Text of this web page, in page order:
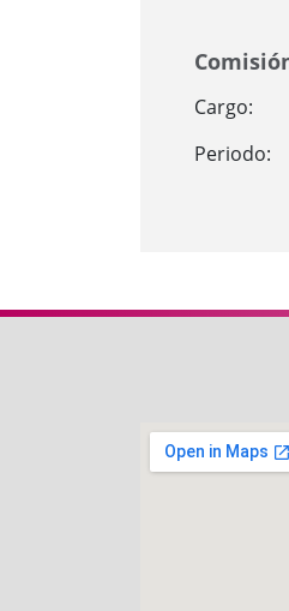
Cargo:
Periodo: